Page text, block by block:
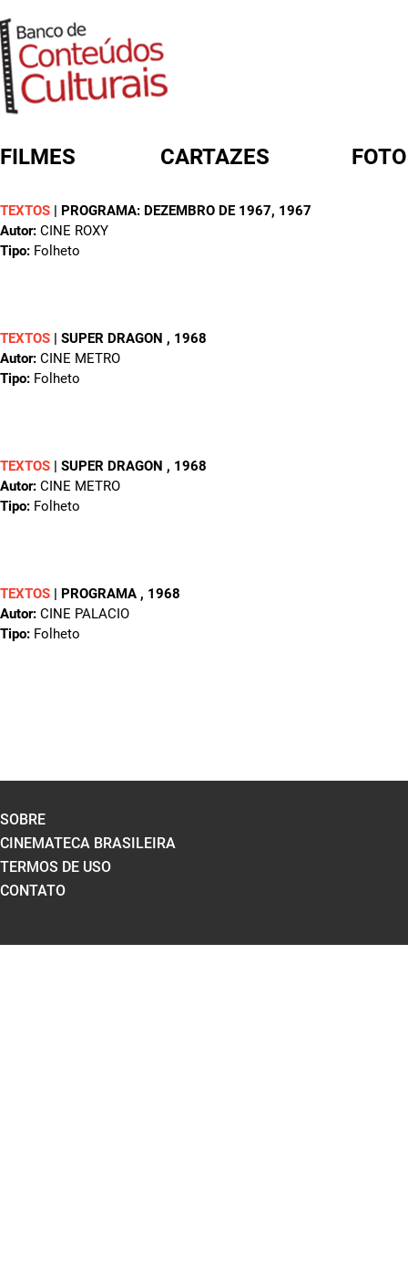
FILMES CARTAZES
TEXTOS | PROGRAMA: DEZEMBRO DE 1967, 1967
Autor: CINE ROXY
Tipo: Folheto
TEXTOS | SUPER DRAGON , 1968
Autor: CINE METRO
Tipo: Folheto
TEXTOS | SUPER DRAGON , 1968
Autor: CINE METRO
Tipo: Folheto
TEXTOS | PROGRAMA , 1968
Autor: CINE PALACIO
Tipo: Folheto
FORMULÁRIO DE BUSCA
SOBRE
CINEMATECA BRASILEIRA
TERMOS DE USO
CONTATO